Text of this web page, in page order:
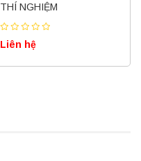
THÍ NGHIỆM
Liên hệ